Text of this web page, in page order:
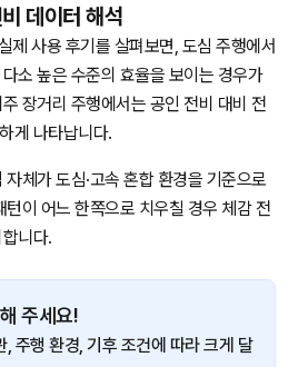
데이터 해석
제 사용 후기를 살펴보면, 도심 주행에서
소 높은 수준의 효율을 보이는 경우가
장거리 주행에서는 공인 전비 대비 전
게 나타납니다.
체가 도심·고속 혼합 환경을 기준으로
이 어느 한쪽으로 치우칠 경우 체감 전
니다.
주세요!
주행 환경, 기후 조건에 따라 크게 달